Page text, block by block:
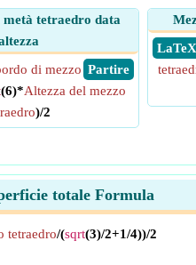
tetraedro data
​ Partire
di mezzo
(6)*Altezza del mezzo
)/2
​ LaTeX
totale Formula
tetraedro/(sqrt(3)/2+1/4))/2